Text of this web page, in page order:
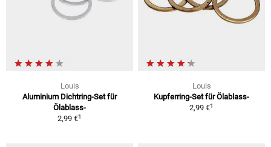
Louis
Aluminium Dichtring-Set für
Ölablass-
2,99 €1
Louis
Kupferring-Set für Ölablass-
2,99 €1